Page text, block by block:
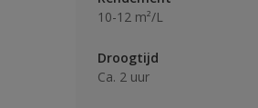
10-12 m²/L
Droogtijd
Ca. 2 uur